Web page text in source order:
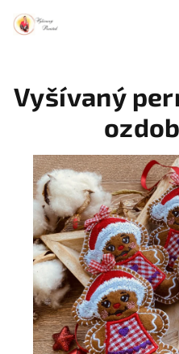
obsah
Vyšívaný